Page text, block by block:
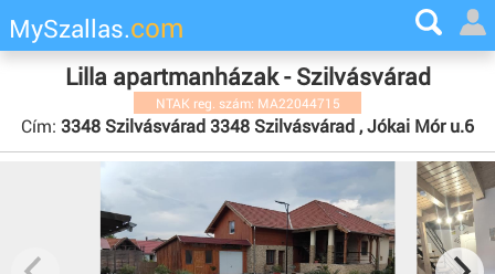
MySzallas.com
Lilla apartmanházak - Szilvásvárad
NTAK reg. szám: MA22044715
Cím: 3348 Szilvásvárad 3348 Szilvásvárad , Jókai Mór u.6